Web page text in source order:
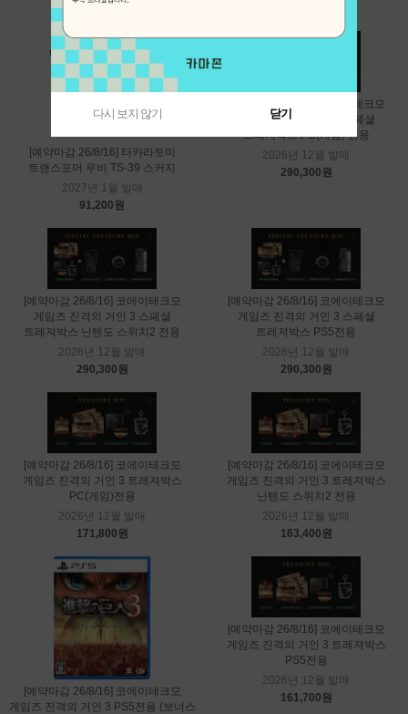
91,200원
[예약마감 26/8/16] 타카라토미
트랜스포머 무비 TS-39 스커지
2027년 1월 발매
91,200원
[예약마감 26/8/16] 코에이테크모
게임즈 진격의 거인 3 스페셜
트레져박스 PC(게임) 전용
2026년 12월 발매
290,300원
[예약마감 26/8/16] 코에이테크모
게임즈 진격의 거인 3 스페셜
트레져박스 닌텐도 스위치2 전용
2026년 12월 발매
290,300원
[예약마감 26/8/16] 코에이테크모
게임즈 진격의 거인 3 스페셜
트레져박스 PS5전용
2026년 12월 발매
290,300원
[예약마감 26/8/16] 코에이테크모
게임즈 진격의 거인 3 트레져박스
PC(게임)전용
2026년 12월 발매
171,800원
[예약마감 26/8/16] 코에이테크모
게임즈 진격의 거인 3 트레져박스
닌텐도 스위치2 전용
2026년 12월 발매
163,400원
[예약마감 26/8/16] 코에이테크모
게임즈 진격의 거인 3 PS5전용 (보너스
[예약마감 26/8/16] 코에이테크모
게임즈 진격의 거인 3 트레져박스
PS5전용
2026년 12월 발매
161,700원
다시 보지 않기 닫기